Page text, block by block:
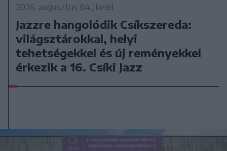
2026. augusztus 04., kedd
Jazzre hangolódik Csíkszereda:
világsztárokkal, helyi
tehetségekkel és új reményekkel
érkezik a 16. Csíki Jazz